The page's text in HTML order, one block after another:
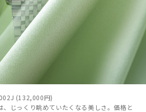
(132,000円)
、じっくり眺めていたくなる美しさ。価格と